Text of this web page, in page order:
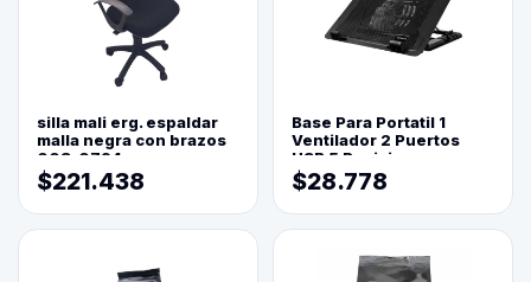
silla mali erg. espaldar
malla negra con brazos
003-0794
$221.438
Base Para Portatil 1
Ventilador 2 Puertos
USB 5 Posiciones
$28.778